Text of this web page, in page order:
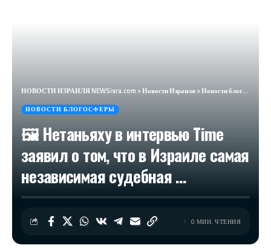
НОВОСТИ ИЗРАИЛЯ NEWSisra.com >Новости Израиля>Новости блогосферы
НОВОСТИ БЛОГОСФЕРЫ
🖼 Нетаньяху в интервью Time
заявил о том, что в Израиле самая
независимая судебная …
0 МИН. ЧТЕНИЯ